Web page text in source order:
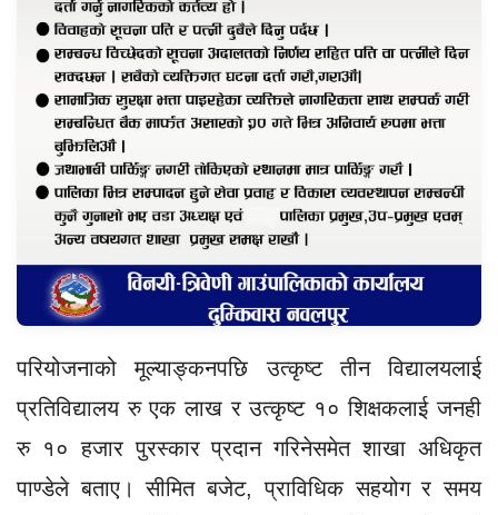
परियोजनाको मूल्याङ्कनपछि उत्कृष्ट तीन विद्यालयलाई
प्रतिविद्यालय रु एक लाख र उत्कृष्ट १० शिक्षकलाई जनही
रु १० हजार पुरस्कार प्रदान गरिनेसमेत शाखा अधिकृत
पाण्डेले बताए। सीमित बजेट, प्राविधिक सहयोग र समय